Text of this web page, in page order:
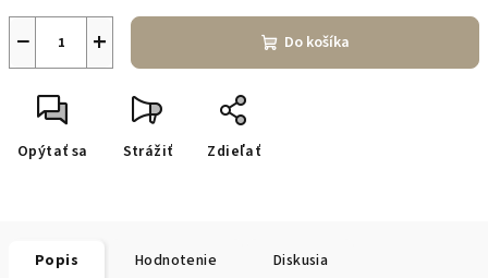
+
− Do košíka
Opýtať sa Strážiť Zdieľať
Popis Hodnotenie Diskusia